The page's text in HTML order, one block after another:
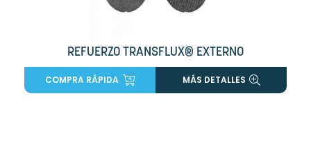
REFUERZO TRANSFLUX® EXTERNO
COMPRA RÁPIDA MÁS DETALLES